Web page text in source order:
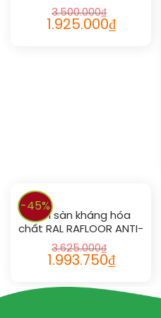
CHEM 1020
3.500.000₫
1.925.000₫
-45%
Sơn sàn kháng hóa
chất RAL RAFLOOR ANTI-
CHEM 1015
3.625.000₫
1.993.750₫